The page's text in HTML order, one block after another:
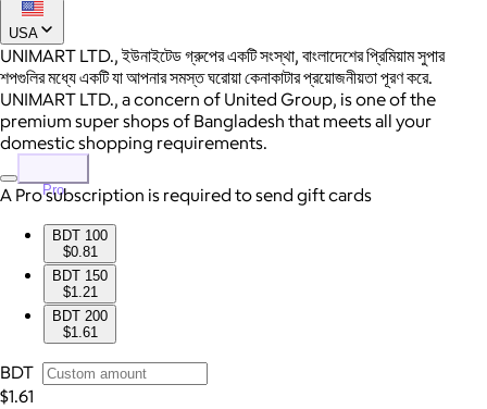
USA
UNIMART LTD., ইউনাইটেড গ্রুপের একটি সংস্থা, বাংলাদেশের প্রিমিয়াম সুপার
শপগুলির মধ্যে একটি যা আপনার সমস্ত ঘরোয়া কেনাকাটার প্রয়োজনীয়তা পূরণ করে.
UNIMART LTD., a concern of United Group, is one of the
premium super shops of Bangladesh that meets all your
domestic shopping requirements.
Pro
A Pro subscription is required to send gift cards
BDT 100
$0.81
BDT 150
$1.21
BDT 200
$1.61
BDT
$1.61